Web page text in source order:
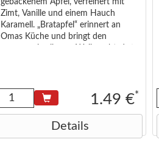
Zimt, Vanille und einem Hauch
Karamell. „Bratapfel“ erinnert an
Omas Küche und bringt den
1.49 €*
Details